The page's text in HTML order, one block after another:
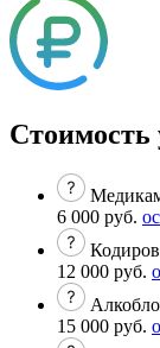
Стоимость
6 000 руб.
12 000 руб.
15 000 руб.